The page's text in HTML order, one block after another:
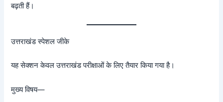
बढ़ती हैं।
उत्तराखंड स्पेशल जीके
यह सेक्शन केवल उत्तराखंड परीक्षाओं के लिए तैयार किया गया है।
मुख्य विषय—